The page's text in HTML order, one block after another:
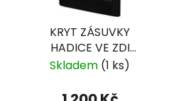
KRYT ZÁSUVKY
HADICE VE ZDI
ČERNÝ- HS5002B
Skladem (1 ks)